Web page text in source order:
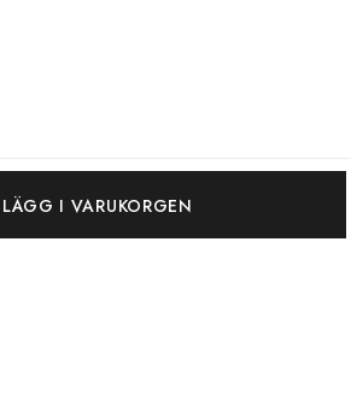
LÄGG I VARUKORGEN